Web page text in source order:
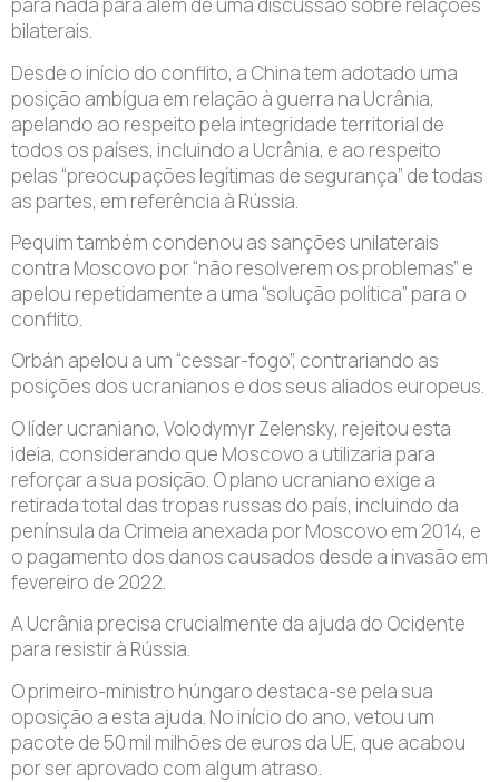
para nada para além de uma discussão sobre relações
bilaterais.
Desde o início do conflito, a China tem adotado uma
posição ambígua em relação à guerra na Ucrânia,
apelando ao respeito pela integridade territorial de
todos os países, incluindo a Ucrânia, e ao respeito
pelas “preocupações legítimas de segurança” de todas
as partes, em referência à Rússia.
Pequim também condenou as sanções unilaterais
contra Moscovo por “não resolverem os problemas” e
apelou repetidamente a uma “solução política” para o
conflito.
Orbán apelou a um “cessar-fogo”, contrariando as
posições dos ucranianos e dos seus aliados europeus.
O líder ucraniano, Volodymyr Zelensky, rejeitou esta
ideia, considerando que Moscovo a utilizaria para
reforçar a sua posição. O plano ucraniano exige a
retirada total das tropas russas do país, incluindo da
península da Crimeia anexada por Moscovo em 2014, e
o pagamento dos danos causados desde a invasão em
fevereiro de 2022.
A Ucrânia precisa crucialmente da ajuda do Ocidente
para resistir à Rússia.
O primeiro-ministro húngaro destaca-se pela sua
oposição a esta ajuda. No início do ano, vetou um
pacote de 50 mil milhões de euros da UE, que acabou
por ser aprovado com algum atraso.